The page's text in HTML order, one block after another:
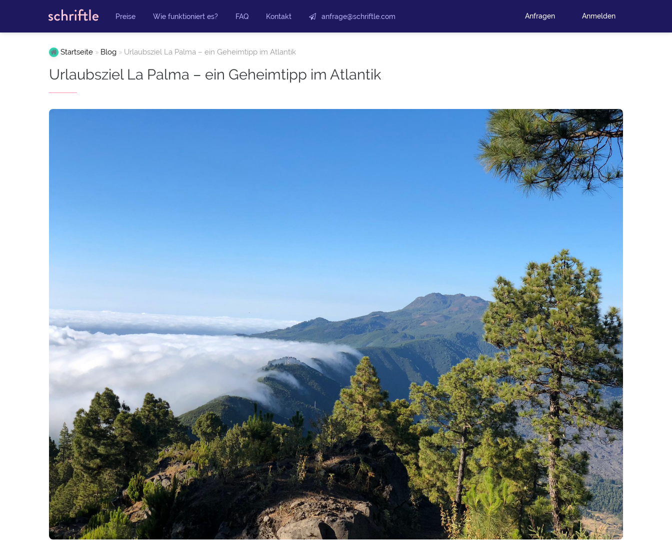
Preise Wie funktioniert es? FAQ Kontakt anfrage@schriftle.com Anfragen Anmelden
Startseite Blog Urlaubsziel La Palma – ein Geheimtipp im Atlantik
Urlaubsziel La Palma – ein Geheimtipp im Atlantik